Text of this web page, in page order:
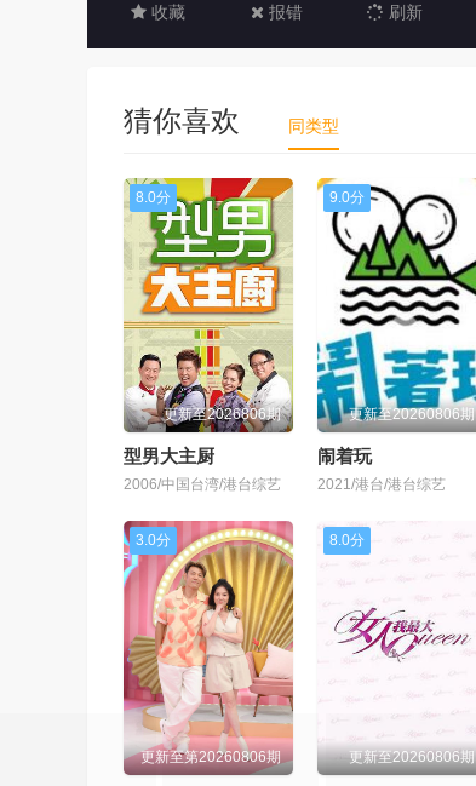
收藏 报错 刷新
猜你喜欢 同类型
8.0分
更新至2026806期
型男大主厨
2006/中国台湾/港台综艺
9.0分
更新至20260806期
闹着玩
2021/港台/港台综艺
3.0分
更新至第20260806期
8.0分
更新至20260806期